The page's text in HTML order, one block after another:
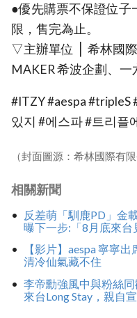
●優先購票不保證位子
限，售完為止。
▽主辦單位 ⎪ 希林國
MAKER 希波企劃、一
#ITZY #aespa #tripleS
있지 #에스파 #트리플
（封面圖源：希林國際有限
相關新聞
反差萌「馴鹿PD」金
曝下一步:「8月底來台
【影片】aespa 寧寧
清冷仙氣藏不住
李帝勳強風中與粉絲
來台Long Stay，親自